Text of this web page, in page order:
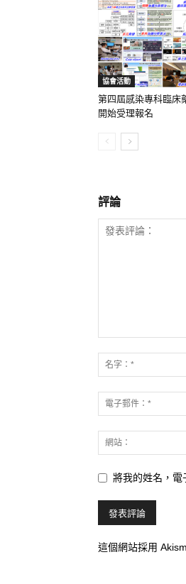
協會活動
第四屆感染專科臨床
開始受理報名
評論
將我的姓名，電
這個網站採用